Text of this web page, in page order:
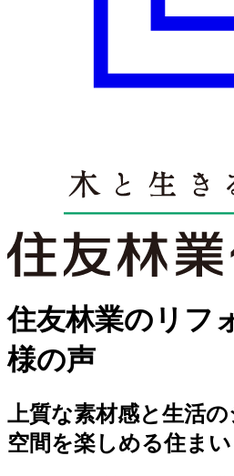
住友林業のリ
様の声
上質な素材感と生活
空間を楽しめる住ま